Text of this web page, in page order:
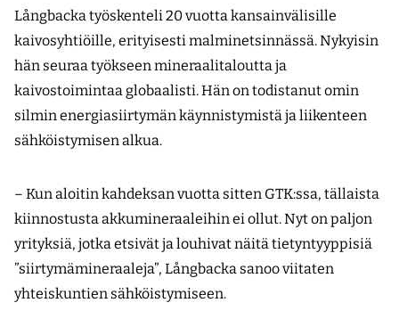
Långbacka työskenteli 20 vuotta kansainvälisille
kaivosyhtiöille, erityisesti malminetsinnässä. Nykyisin
hän seuraa työkseen mineraalitaloutta ja
kaivostoimintaa globaalisti. Hän on todistanut omin
silmin energiasiirtymän käynnistymistä ja liikenteen
sähköistymisen alkua.
– Kun aloitin kahdeksan vuotta sitten GTK:ssa, tällaista
kiinnostusta akkumineraaleihin ei ollut. Nyt on paljon
yrityksiä, jotka etsivät ja louhivat näitä tietyntyyppisiä
”siirtymämineraaleja”, Långbacka sanoo viitaten
yhteiskuntien sähköistymiseen.